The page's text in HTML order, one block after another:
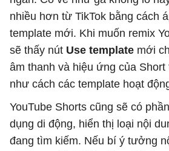
nhiều hơn từ TikTok bằng cách
template mới. Khi muốn remix
sẽ thấy nút Use template mới
âm thanh và hiệu ứng của Short
như cách các template hoạt
YouTube Shorts cũng sẽ có phần
dụng di động, hiển thị loại nội
đang tìm kiếm. Nếu bí ý tưởng